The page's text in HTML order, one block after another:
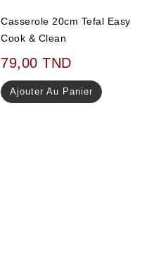
Casserole 20cm Tefal Easy
Cook & Clean
79,00TND
Ajouter Au Panier